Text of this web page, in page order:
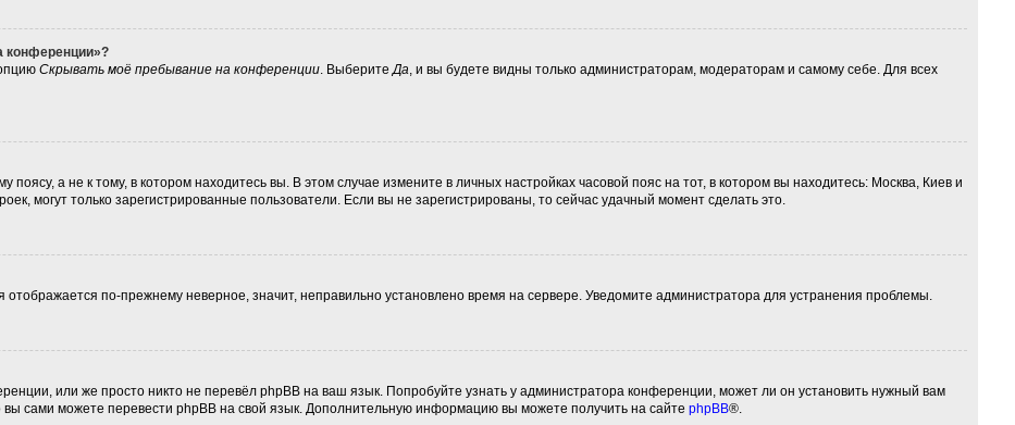
конференции»?
Скрывать моё пребывание на конференции. ВыберитеДа, и вы будете видны только администраторам, модераторам и самому себе. Для всех
а не к тому, в котором находитесь вы. В этом случае измените в личных настройках часовой пояс на тот, в котором вы находитесь: Москва, Киев и
могут только зарегистрированные пользователи. Если вы не зарегистрированы, то сейчас удачный момент сделать это.
отображается по-прежнему неверное, значит, неправильно установлено время на сервере. Уведомите администратора для устранения проблемы.
или же просто никто не перевёл phpBB на ваш язык. Попробуйте узнать у администратора конференции, может ли он установить нужный вам
вы сами можете перевести phpBB на свой язык. Дополнительную информацию вы можете получить на сайте phpBB®.